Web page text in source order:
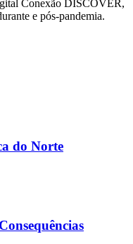
Conexão DISCOVER,
e pós-pandemia.
do Norte